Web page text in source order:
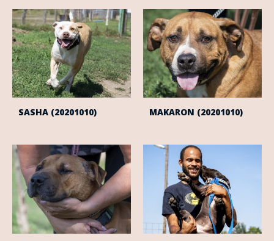
SASHA (20201010) MAKARON (20201010)